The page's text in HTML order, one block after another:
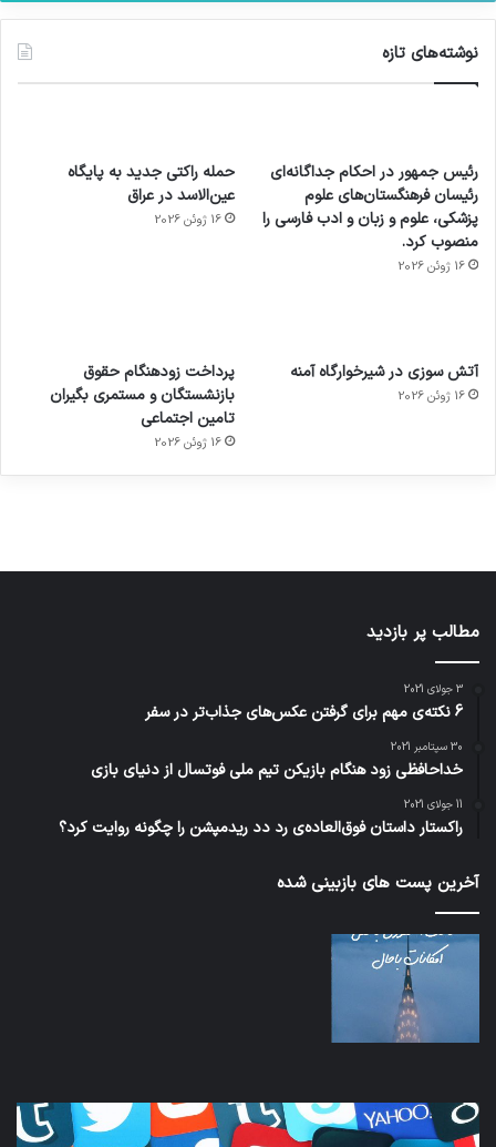
نوشته‌های تازه
رئیس جمهور در احکام جداگانه‌ای
رئیسان فرهنگستان‌های علوم
پزشکی، علوم و زبان و ادب فارسی را
منصوب کرد.
16 ژوئن 2026
حمله راکتی جدید به پایگاه
عین‌الاسد در عراق
16 ژوئن 2026
آتش سوزی در شیرخوارگاه آمنه
16 ژوئن 2026
پرداخت زودهنگام حقوق
بازنشستگان و مستمری بگیران
تامین اجتماعی
16 ژوئن 2026
برای
کشف
توسط
مجازی
…
ساعت
هوشمند
با طعم
توسط
ژاکت
در
های
2023
توسط
مطالب پر بازدید
3 جولای 2021
6 نکته‌ی مهم برای گرفتن عکس‌های جذاب‌تر در سفر
30 سپتامبر 2021
خداحافظی زود هنگام بازیکن تیم ملی فوتسال از دنیای بازی
11 جولای 2021
راکستار داستان فوق‌العاده‌ی رد دد ریدمپشن را چگونه روایت کرد؟
آخرین پست های بازبینی شده
کدام
برنامه‌های